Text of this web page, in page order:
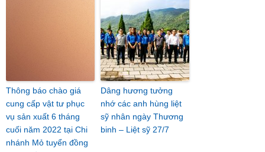
Thông báo chào giá
cung cấp vật tư phục
vụ sản xuất 6 tháng
cuối năm 2022 tại Chi
nhánh Mỏ tuyển đồng
Dâng hương tưởng
nhớ các anh hùng liệt
sỹ nhân ngày Thương
binh – Liệt sỹ 27/7